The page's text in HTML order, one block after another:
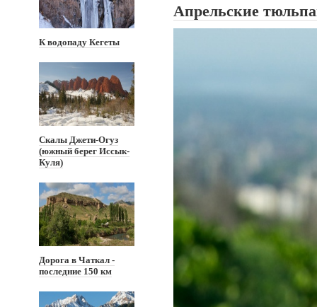
К водопаду Кегеты
Скалы Джети-Огуз
(южный берег Иссык-
Куля)
Дорога в Чаткал -
последние 150 км
Апрельские